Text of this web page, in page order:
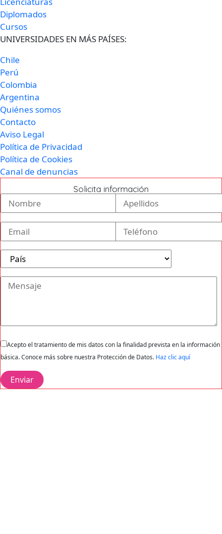
Diplomados
Cursos
UNIVERSIDADES EN MÁS PAÍSES:
Chile
Perú
Colombia
Argentina
Quiénes somos
Contacto
Aviso Legal
Política de Privacidad
Política de Cookies
Canal de denuncias
Solicita información
Acepto el tratamiento de mis datos con la finalidad prevista en la información
básica. Conoce más sobre nuestra Protección de Datos. Haz clic aquí